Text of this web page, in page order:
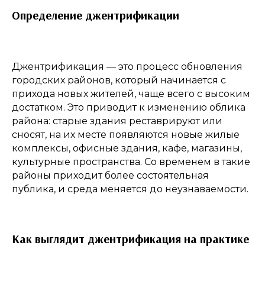
Определение джентрификации
Джентрификация — это процесс обновления
городских районов, который начинается с
прихода новых жителей, чаще всего с высоким
достатком. Это приводит к изменению облика
района: старые здания реставрируют или
сносят, на их месте появляются новые жилые
комплексы, офисные здания, кафе, магазины,
культурные пространства. Со временем в такие
районы приходит более состоятельная
публика, и среда меняется до неузнаваемости.
Как выглядит джентрификация на практике